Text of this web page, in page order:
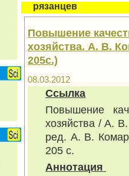
рязанцев
Повышение
хозяйства. А. В.
205с.)
08.03.2012
Ссылка
Повышение
хозяйства / А.
ред. А. В.
205 с.
Аннотация